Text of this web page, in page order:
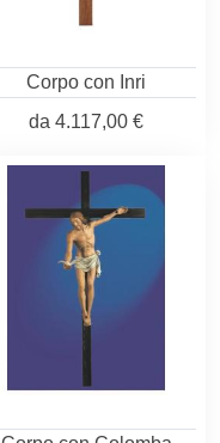
Corpo con Inri
da 4.117,00 €